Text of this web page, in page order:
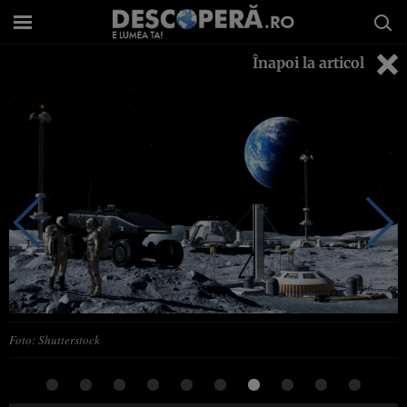
Înapoi la articol
Foto: Shutterstock